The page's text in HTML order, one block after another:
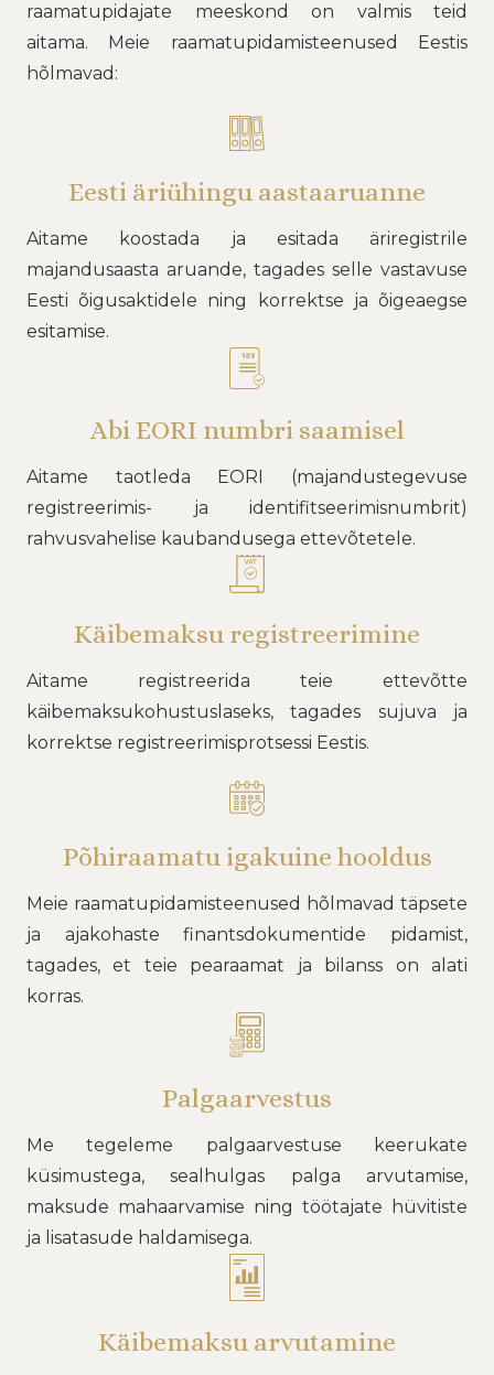
raamatupidajate meeskond on valmis teid
aitama.
Meie raamatupidamisteenused Eestis
hõlmavad:
Eesti äriühingu aastaaruanne
Aitame koostada ja esitada äriregistrile
majandusaasta aruande, tagades selle vastavuse
Eesti õigusaktidele ning korrektse ja õigeaegse
esitamise.
Abi EORI numbri saamisel
Aitame taotleda EORI (majandustegevuse
registreerimis- ja identifitseerimisnumbrit)
rahvusvahelise kaubandusega ettevõtetele.
Käibemaksu registreerimine
Aitame registreerida teie ettevõtte
käibemaksukohustuslaseks, tagades sujuva ja
korrektse registreerimisprotsessi Eestis.
Põhiraamatu igakuine hooldus
Meie raamatupidamisteenused hõlmavad täpsete
ja ajakohaste finantsdokumentide pidamist,
tagades, et teie pearaamat ja bilanss on alati
korras.
Palgaarvestus
Me tegeleme palgaarvestuse keerukate
küsimustega, sealhulgas palga arvutamise,
maksude mahaarvamise ning töötajate hüvitiste
ja lisatasude haldamisega.
Käibemaksu arvutamine